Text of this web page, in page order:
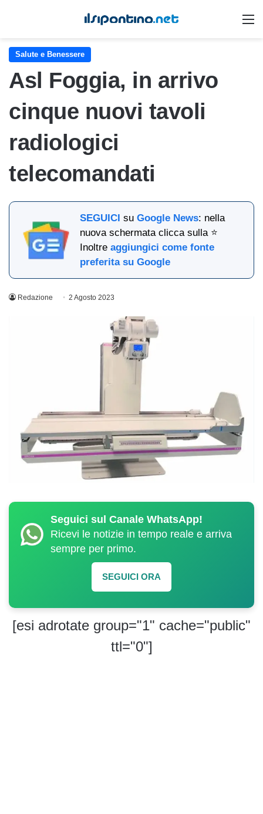
Salute e Benessere
Asl Foggia, in arrivo
cinque nuovi tavoli
radiologici
telecomandati
SEGUICI suGoogle News: nella
nuova schermata clicca sulla ⭐
Inoltreaggiungici come fonte
preferita su Google
Redazione 2 Agosto 2023
Seguici sul Canale WhatsApp!
Ricevi le notizie in tempo reale e arriva
sempre per primo.
SEGUICI ORA
[esi adrotate group="1" cache="public"
ttl="0"]